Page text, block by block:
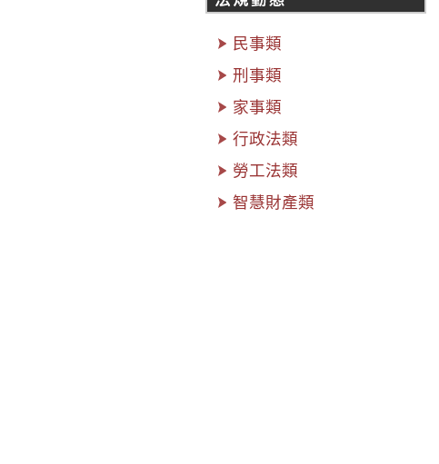
民事類
刑事類
家事類
行政法類
勞工法類
智慧財產類